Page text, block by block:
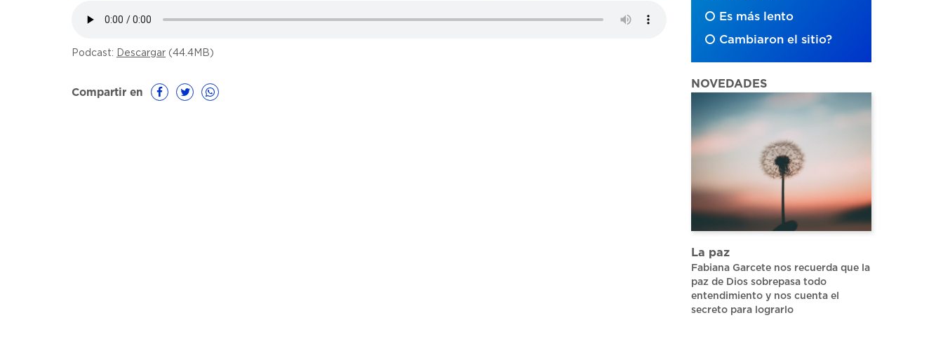
Podcast: Descargar (44.4MB)
Compartir en
Es más lento
Cambiaron el sitio?
NOVEDADES
La paz
Fabiana Garcete nos recuerda que la
paz de Dios sobrepasa todo
entendimiento y nos cuenta el
secreto para lograrlo